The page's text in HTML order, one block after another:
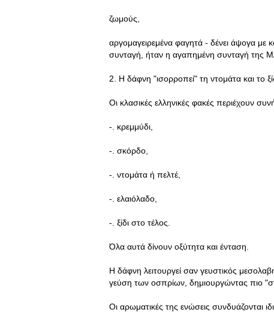
ζωμούς,
αργομαγειρεμένα φαγητά - δένει άψογα με
συνταγή, ήταν η αγαπημένη συνταγή της
2. Η δάφνη "ισορροπεί" τη ντομάτα και το
Οι κλασικές ελληνικές φακές περιέχουν
-. κρεμμύδι,
-. σκόρδο,
-. ντομάτα ή πελτέ,
-. ελαιόλαδο,
-. ξίδι στο τέλος.
Όλα αυτά δίνουν οξύτητα και ένταση.
Η δάφνη λειτουργεί σαν γευστικός
γεύση των οσπρίων, δημιουργώντας πιο
Οι αρωματικές της ενώσεις συνδυάζονται